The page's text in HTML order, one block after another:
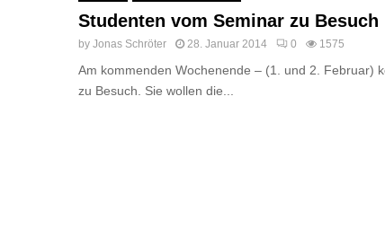
Studenten vom Seminar zu Besuch
by Jonas Schröter 28. Januar 2014 0 1575
Am kommenden Wochenende – (1. und 2. Februar)
zu Besuch. Sie wollen die...